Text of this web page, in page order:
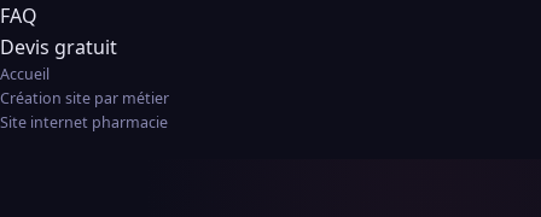
FAQ
Devis gratuit
Accueil
Création site par métier
Site internet pharmacie